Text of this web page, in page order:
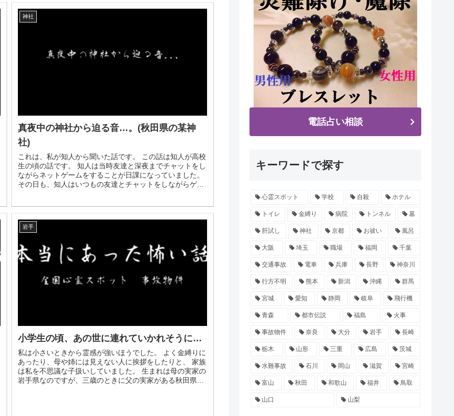
神社
真夜中の神社から迫る音…。(秋田県の某神
社)
これは、私が知人から聞いた話です。 この話は知人が高校
生の頃の話です。 知人は当時友達と深夜までチャットをし
ながらネットゲームをすることが日課になっていました。
その日も、知人はいつもの友達とチャットをしながらゲー
岩手
小学生の頃、あの世に連れていかれそうに…
私は小さいときから霊感が強いほうでした。 よく金縛りに
あったり、母や姉には見えない人に挨拶をしたりと、 家族
は私を不思議な子扱いしていました。 生まれは母の実家の
岩手県なのですが、三歳のときに父の実家がある秋田県に
電話占い相談
キーワードで探す
心霊スポット 学校 自殺 ホテル
トイレ 金縛り 病院 トンネル 墓
肝試し 神社 京都 お祓い 風呂
大阪 埼玉 職場 福岡 千葉
交通事故 電車 兵庫 長野 神奈川
行方不明 熊本 新潟 沖縄 群馬
宮城 愛知 静岡 岐阜 飛行機
青森 都市伝説 福島 火事
事故物件 奈良 大分 岩手 長崎
栃木 山形 三重 広島 茨城
水難事故 石川 岡山 滋賀 宮崎
富山 秋田 和歌山 福井 鳥取
山口 山梨